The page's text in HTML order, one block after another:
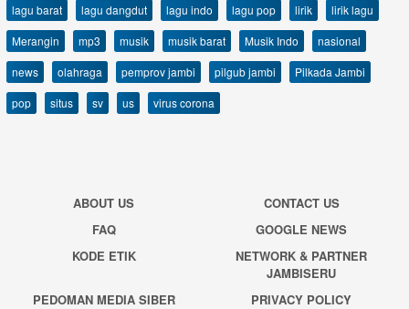
lagu barat
lagu dangdut lagu indo lagu pop lirik
lirik lagu
Merangin
mp3 musik musik barat Musik Indo
nasional
news
olahraga pemprov jambi pilgub jambi
Pilkada Jambi
pop
situs sv us virus corona
ABOUT US
CONTACT US
FAQ
GOOGLE NEWS
KODE ETIK
NETWORK & PARTNER
JAMBISERU
PEDOMAN MEDIA SIBER
PRIVACY POLICY